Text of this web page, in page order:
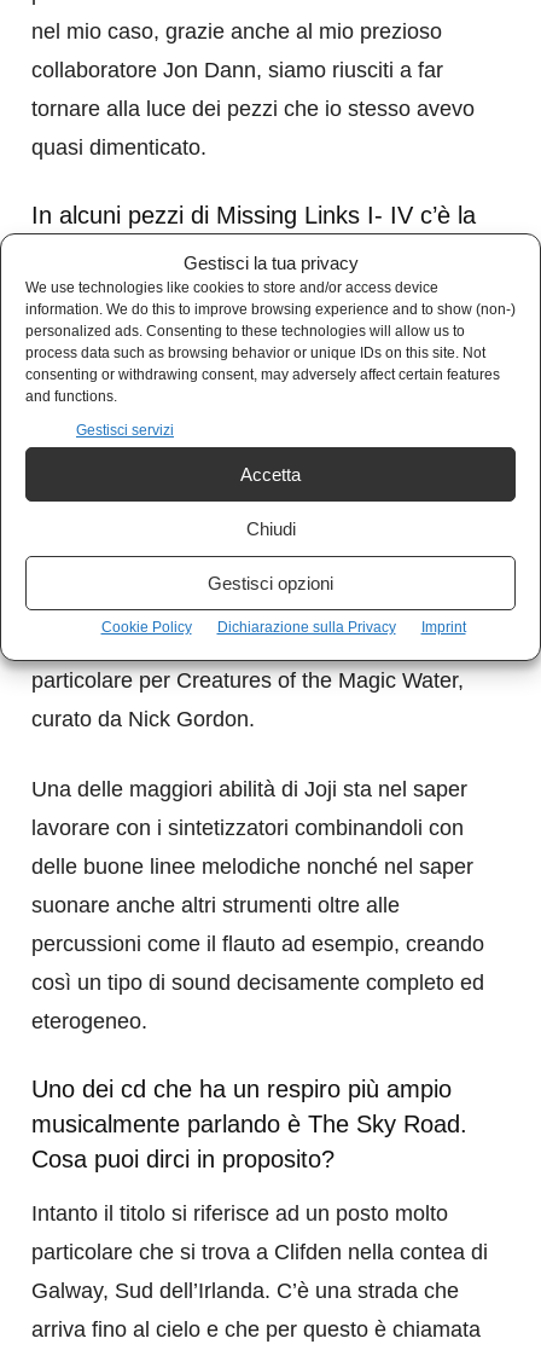
Gestisci la tua privacy
We use technologies like cookies to store and/or access device
information. We do this to improve browsing experience and to show (non-)
personalized ads. Consenting to these technologies will allow us to
process data such as browsing behavior or unique IDs on this site. Not
consenting or withdrawing consent, may adversely affect certain features
and functions.
Gestisci servizi
Accetta
Chiudi
Gestisci opzioni
Cookie Policy Dichiarazione sulla Privacy Imprint
nel mio caso, grazie anche al mio prezioso
collaboratore Jon Dann, siamo riusciti a far
tornare alla luce dei pezzi che io stesso avevo
quasi dimenticato.
In alcuni pezzi di Missing Links I- IV c’è la
presenza del percussionista Joji Hirota,
tuo partner nella famosissima serie tv
britannica Wildlife. Come valuti la tua
collaborazione con lui?
Joji Hirota è un musicista di grande talento che
dal Giappone decise di trasferirsi in Gran
Bretagna. L’ho conosciuto negli anni ’80 ma è
stato alla fine degli anni ’80 e all’inizio dei ’90
che abbiamo composto del materiale insieme
commissione realizzata per la televisione, in
particolare per Creatures of the Magic Water,
curato da Nick Gordon.
Una delle maggiori abilità di Joji sta nel saper
lavorare con i sintetizzatori combinandoli con
delle buone linee melodiche nonché nel saper
suonare anche altri strumenti oltre alle
percussioni come il flauto ad esempio, creando
così un tipo di sound decisamente completo ed
eterogeneo.
Uno dei cd che ha un respiro più ampio
musicalmente parlando è The Sky Road.
Cosa puoi dirci in proposito?
Intanto il titolo si riferisce ad un posto molto
particolare che si trova a Clifden nella contea di
Galway, Sud dell’Irlanda. C’è una strada che
arriva fino al cielo e che per questo è chiamata